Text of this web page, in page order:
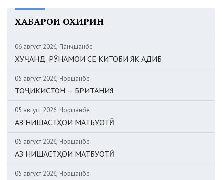
ХАБАРҲОИ ОХИРИН
06 август 2026, Панҷшанбе
ХУҶАНД. РӮНАМОИ СЕ КИТОБИ ЯК АДИБ
05 август 2026, Чоршанбе
ТОҶИКИСТОН – БРИТАНИЯ
05 август 2026, Чоршанбе
АЗ НИШАСТҲОИ МАТБУОТӢ
05 август 2026, Чоршанбе
АЗ НИШАСТҲОИ МАТБУОТӢ
05 август 2026, Чоршанбе